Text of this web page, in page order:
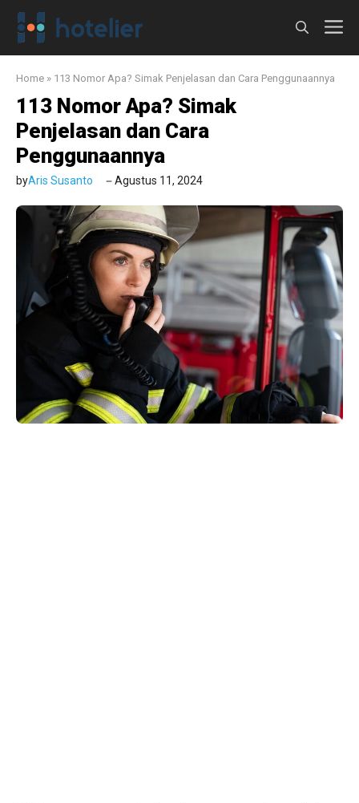
Langsung
Home » 113 Nomor Apa? Simak Penjelasan dan Cara Penggunaannya
113 Nomor Apa? Simak
Penjelasan dan Cara
Penggunaannya
byAris Susanto Agustus 11, 2024